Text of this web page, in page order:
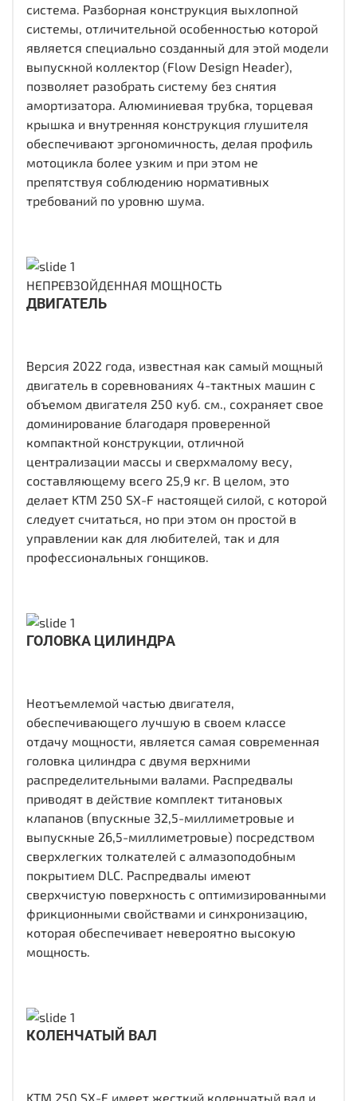
система. Разборная конструкция выхлопной
системы, отличительной особенностью которой
является специально созданный для этой модели
выпускной коллектор (Flow Design Header),
позволяет разобрать систему без снятия
амортизатора. Алюминиевая трубка, торцевая
крышка и внутренняя конструкция глушителя
обеспечивают эргономичность, делая профиль
мотоцикла более узким и при этом не
препятствуя соблюдению нормативных
требований по уровню шума.
НЕПРЕВЗОЙДЕННАЯ МОЩНОСТЬ
ДВИГАТЕЛЬ
Версия 2022 года, известная как самый мощный
двигатель в соревнованиях 4-тактных машин с
объемом двигателя 250 куб. см., сохраняет свое
доминирование благодаря проверенной
компактной конструкции, отличной
централизации массы и сверхмалому весу,
составляющему всего 25,9 кг. В целом, это
делает KTM 250 SX-F настоящей силой, с которой
следует считаться, но при этом он простой в
управлении как для любителей, так и для
профессиональных гонщиков.
ГОЛОВКА ЦИЛИНДРА
Неотъемлемой частью двигателя,
обеспечивающего лучшую в своем классе
отдачу мощности, является самая современная
головка цилиндра с двумя верхними
распределительными валами. Распредвалы
приводят в действие комплект титановых
клапанов (впускные 32,5-миллиметровые и
выпускные 26,5-миллиметровые) посредством
сверхлегких толкателей с алмазоподобным
покрытием DLC. Распредвалы имеют
сверхчистую поверхность с оптимизированными
фрикционными свойствами и синхронизацию,
которая обеспечивает невероятно высокую
мощность.
КОЛЕНЧАТЫЙ ВАЛ
KTM 250 SX-F имеет жесткий коленчатый вал и